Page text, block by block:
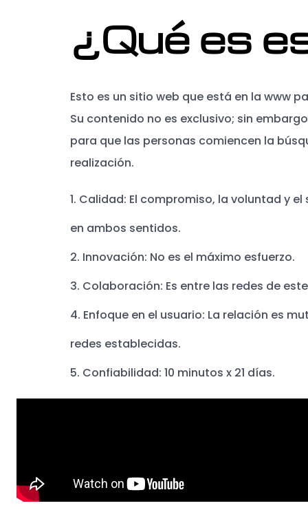
¿Qué es
Esto es un sitio web que está en la www
Su contenido no es exclusivo; sin
para que las personas comiencen la
realización.
1. Calidad: El compromiso, la voluntad y
en ambos sentidos.
2. Innovación: No es el máximo esfuerzo.
3. Colaboración: Es entre las redes de
4. Enfoque en el usuario: La relación es
redes establecidas.
5. Confiabilidad: 10 minutos x 21 días.